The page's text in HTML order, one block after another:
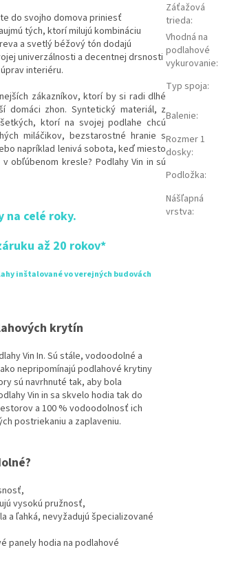
do svojho domova priniesť
tých, ktorí milujú kombináciu
a svetlý béžový tón dodajú
univerzálnosti a decentnej drsnosti
interiéru.
zákazníkov, ktorí by si radi dlhé
domáci zhon. Syntetický materiál, z
ktorí na svojej podlahe chcú
miláčikov, bezstarostné hranie s
napríklad lenivá sobota, keď miesto
obľúbenom kresle? Podlahy Vin in sú
na celé roky.
až 20 rokov*
inštalované vo verejných budovách
krytín
Vin In. Sú stále, vodoodolné a
nepripomínajú podlahové krytiny
sú navrhnuté tak, aby bola
Vin in sa skvelo hodia tak do
a 100 % vodoodolnosť ich
postriekaniu a zaplaveniu.
vysokú pružnosť,
a ľahká, nevyžadujú špecializované
panely hodia na podlahové
Záťažová
trieda:
Vhodná na
podlahové
vykurovanie:
Typ spoja:
Balenie:
Rozmer 1
dosky:
Podložka:
Nášľapná
vrstva: